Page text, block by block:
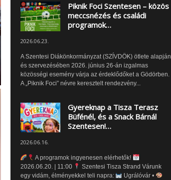
Piknik Foci Szentesen – közös
meccsnézés és családi
programok…
2026.06.23.
A Szentesi Diákönkormányzat (SZÍVDÖK) ötlete alapján
és szervezésében 2026. június 26-án izgalmas
közösségi esemény várja az érdeklődőket a Gödörben.
A „Piknik Foci” névre keresztelt rendezvény...
Gyereknap a Tisza Terasz
Büfénél, és a Snack Bárnál
Szentesen!…
2026.06.16.
A programok ingyenesen elérhetők!
2026.06.20. | 11:00
Szentesi Tisza Strand Várunk
egy vidám, élményekkel teli napra:
Ugrálóvár •